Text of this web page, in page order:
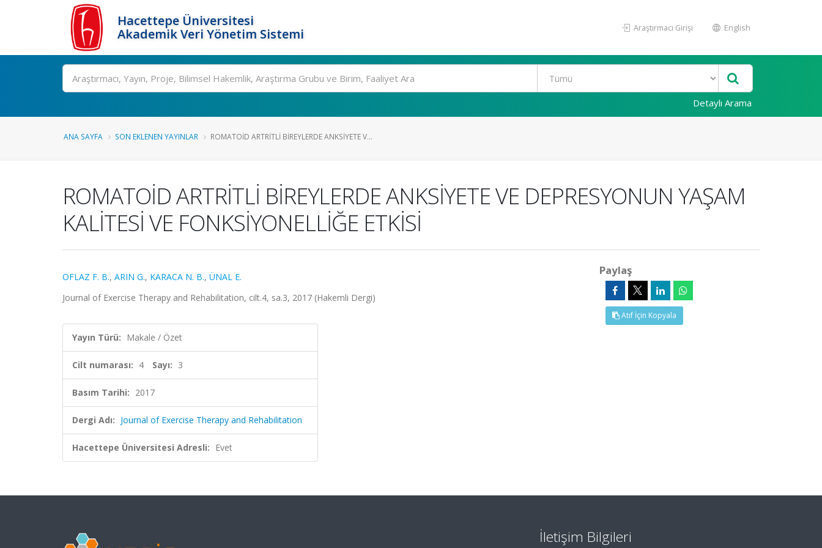
Hacettepe Üniversitesi
Akademik Veri Yönetim Sistemi
Araştırmacı Girişi English
Ara
Detaylı Arama
ANA SAYFA SON EKLENEN YAYINLAR ROMATOİD ARTRİTLİ BİREYLERDE ANKSİYETE V...
ROMATOİD ARTRİTLİ BİREYLERDE ANKSİYETE VE DEPRESYONUN YAŞAM
KALİTESİ VE FONKSİYONELLİĞE ETKİSİ
OFLAZ F. B., ARIN G., KARACA N. B., ÜNAL E.
Journal of Exercise Therapy and Rehabilitation, cilt.4, sa.3, 2017 (Hakemli Dergi)
Yayın Türü: Makale / Özet
Cilt numarası: 4 Sayı: 3
Basım Tarihi: 2017
Dergi Adı: Journal of Exercise Therapy and Rehabilitation
Hacettepe Üniversitesi Adresli: Evet
Paylaş
Atıf İçin Kopyala
İletişim Bilgileri